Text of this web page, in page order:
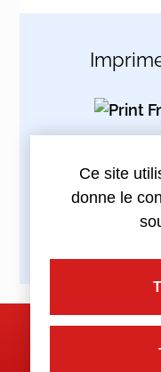
Ce site
donne le